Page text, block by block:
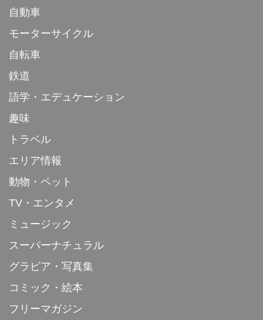
自動車
モーターサイクル
自転車
鉄道
語学・エデュケーション
趣味
トラベル
エリア情報
動物・ペット
TV・エンタメ
ミュージック
スーパーナチュラル
グラビア・写真集
コミック・絵本
フリーマガジン